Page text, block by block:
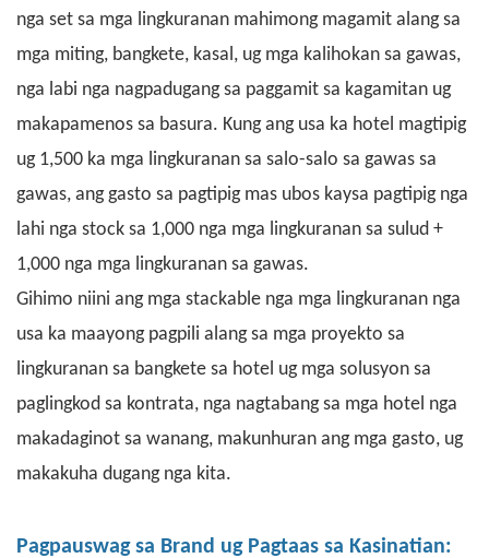
nga set sa mga lingkuranan mahimong magamit alang sa
mga miting, bangkete, kasal, ug mga kalihokan sa gawas,
nga labi nga nagpadugang sa paggamit sa kagamitan ug
makapamenos sa basura. Kung ang usa ka hotel magtipig
ug 1,500 ka mga lingkuranan sa salo-salo sa gawas sa
gawas, ang gasto sa pagtipig mas ubos kaysa pagtipig nga
lahi nga stock sa 1,000 nga mga lingkuranan sa sulud +
1,000 nga mga lingkuranan sa gawas.
Gihimo niini ang mga stackable nga mga lingkuranan nga
usa ka maayong pagpili alang sa mga proyekto sa
lingkuranan sa bangkete sa hotel ug mga solusyon sa
paglingkod sa kontrata, nga nagtabang sa mga hotel nga
makadaginot sa wanang, makunhuran ang mga gasto, ug
makakuha dugang nga kita.
Pagpauswag sa Brand ug Pagtaas sa Kasinatian: